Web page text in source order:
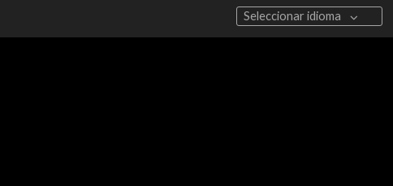
Seleccionar idioma